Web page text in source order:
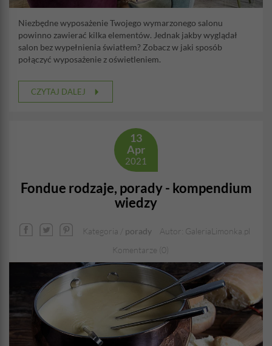
Niezbędne wyposażenie Twojego wymarzonego salonu
powinno zawierać kilka elementów. Jednak jakby wyglądał
salon bez wypełnienia światłem? Zobacz w jaki sposób
połączyć wyposażenie z oświetleniem.
CZYTAJ DALEJ
13
Apr
2021
Fondue rodzaje, porady - kompendium
wiedzy
Kategoria / porady
Autor: GaleriaLimonka.pl
Komentarze (0)